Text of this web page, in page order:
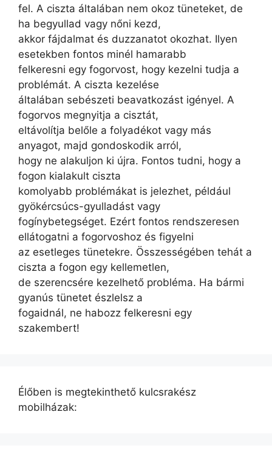
fel. A ciszta általában nem okoz tüneteket, de
ha begyullad vagy nőni kezd,
akkor fájdalmat és duzzanatot okozhat. Ilyen
esetekben fontos minél hamarabb
felkeresni egy fogorvost, hogy kezelni tudja a
problémát. A ciszta kezelése
általában sebészeti beavatkozást igényel. A
fogorvos megnyitja a cisztát,
eltávolítja belőle a folyadékot vagy más
anyagot, majd gondoskodik arról,
hogy ne alakuljon ki újra. Fontos tudni, hogy a
fogon kialakult ciszta
komolyabb problémákat is jelezhet, például
gyökércsúcs-gyulladást vagy
fogínybetegséget. Ezért fontos rendszeresen
ellátogatni a fogorvoshoz és figyelni
az esetleges tünetekre. Összességében tehát a
ciszta a fogon egy kellemetlen,
de szerencsére kezelhető probléma. Ha bármi
gyanús tünetet észlelsz a
fogaidnál, ne habozz felkeresni egy
szakembert!
Élőben is megtekinthető kulcsrakész
mobilházak: